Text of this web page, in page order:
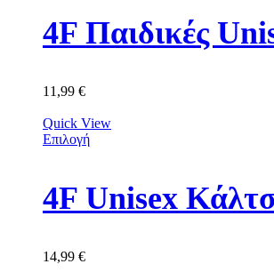
4F Παιδικές
11,99 €
Quick View
Επιλογή
4F Unisex
14,99 €